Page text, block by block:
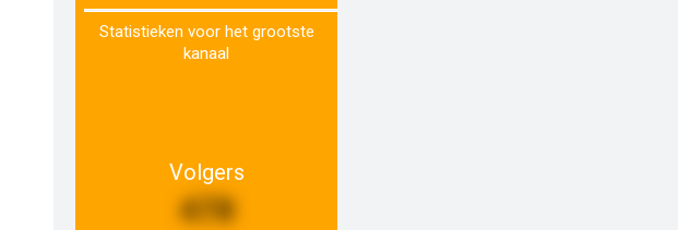
Statistieken voor het grootste
kanaal
Volgers
478